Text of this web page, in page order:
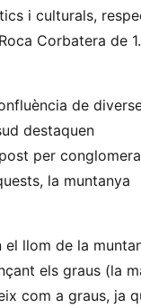
i culturals,
Corbatera de
de
destaquen
per
la muntanya
llom de la
els graus (la
com a graus, ja